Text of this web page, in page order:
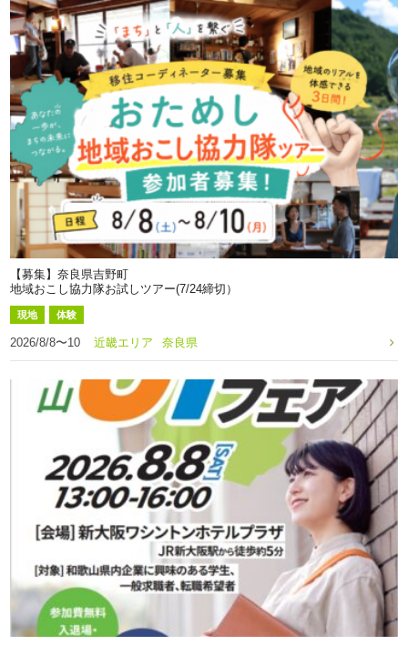
【募集】奈良県吉野町
地域おこし協力隊お試しツアー(7/24締切）
現地 体験
2026/8/8〜10 近畿エリア 奈良県